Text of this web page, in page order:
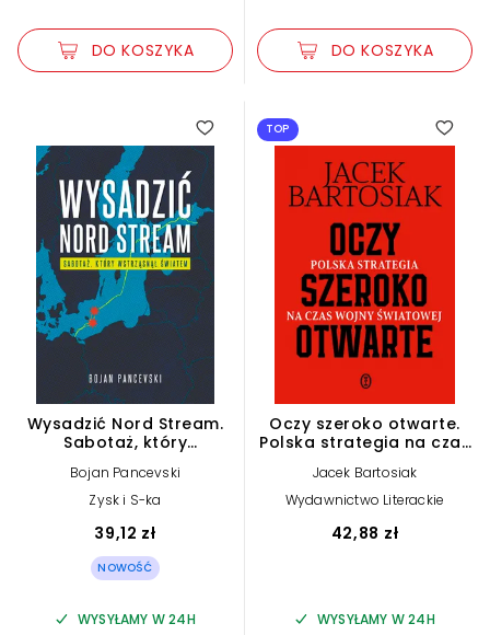
DO KOSZYKA DO KOSZYKA
5.00
Wysadzić Nord Stream.
Sabotaż, który
Bojan Pancevski
Zysk i S-ka
39,12 zł
NOWOŚĆ
WYSYŁAMY W 24H
TOP
Oczy szeroko otwarte.
Polska strategia na czas
Jacek Bartosiak
Wydawnictwo Literackie
42,88 zł
WYSYŁAMY W 24H